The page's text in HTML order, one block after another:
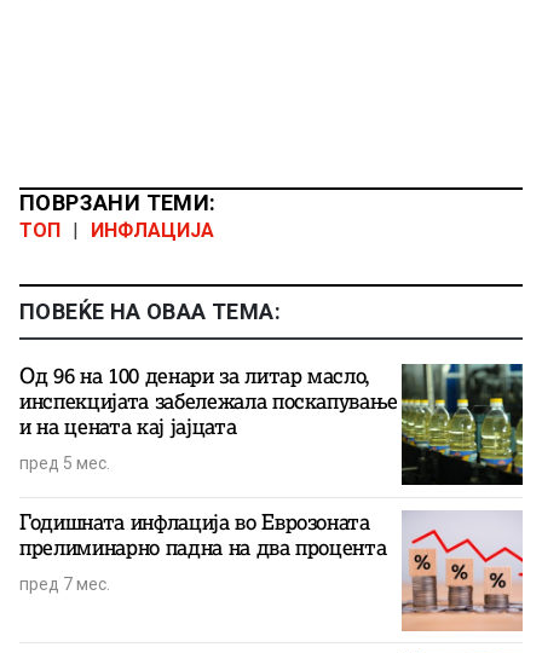
ПОВРЗАНИ ТЕМИ:
ТОП | ИНФЛАЦИЈА
ПОВЕЌЕ НА ОВАА ТЕМА:
Од 96 на 100 денари за литар масло,
инспекцијата забележала поскапување
и на цената кај јајцата
пред 5 мес.
Годишната инфлација во Еврозоната
прелиминарно падна на два процента
пред 7 мес.